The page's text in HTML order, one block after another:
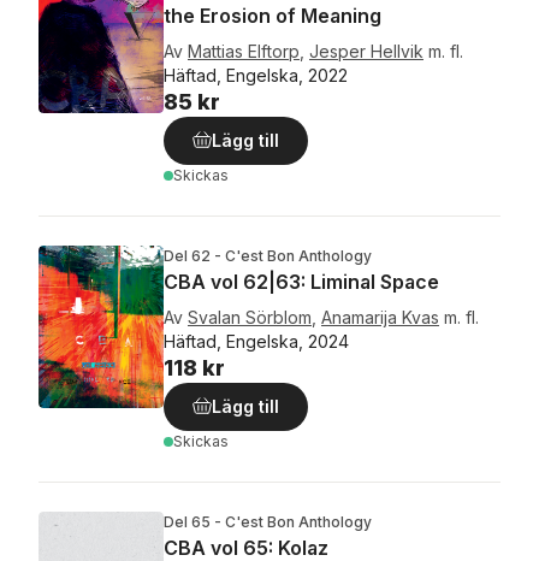
the Erosion of Meaning
Av Mattias Elftorp Jesper Hellvik m. fl.
Häftad, Engelska, 2022
85 kr
Lägg till
Skickas
Del 62 - C'est Bon Anthology
CBA vol 62|63: Liminal Space
Av Svalan Sörblom Anamarija Kvas m. fl.
Häftad, Engelska, 2024
118 kr
Lägg till
Skickas
Del 65 - C'est Bon Anthology
CBA vol 65: Kolaz